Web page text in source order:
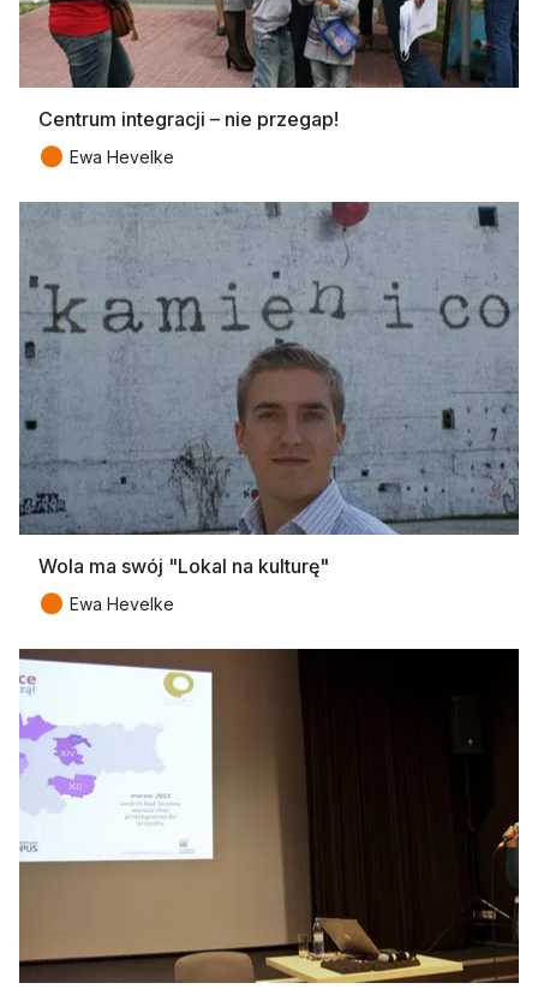
Centrum integracji – nie przegap!
● Ewa Hevelke
Wola ma swój "Lokal na kulturę"
● Ewa Hevelke